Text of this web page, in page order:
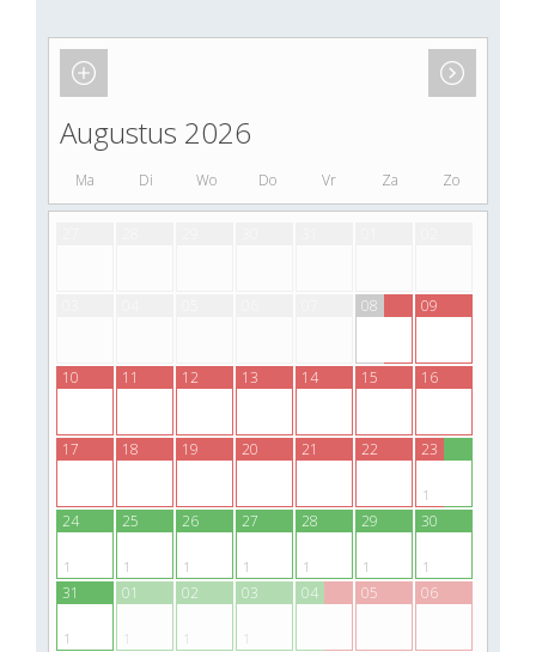
Augustus 2026
Ma Di Wo Do Vr Za Zo
08 09
10 11 12 13 14 15 16
17 18 19 20 21 22 23
1
24
1
25
1
26
1
27
1
28
1
29
1
30
1
31
1
01
1
02
1
03
1
04 05 06